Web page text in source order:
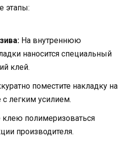
этапы:
На внутреннюю
наносится специальный
клей.
поместите накладку на
легким усилием.
клею полимеризоваться
производителя.